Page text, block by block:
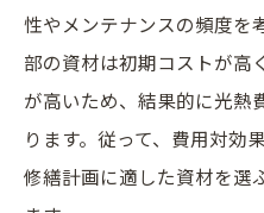
性やメンテナンスの頻度を
部の資材は初期コストが高
が高いため、結果的に光熱
ります。従って、費用対効
修繕計画に適した資材を選